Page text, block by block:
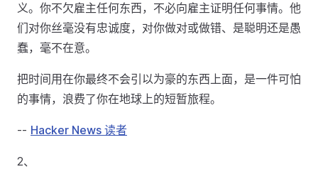
义。你不欠雇主任何东西，不必向雇主证明任何事情。他
们对你丝毫没有忠诚度，对你做对或做错、是聪明还是愚
蠢，毫不在意。
把时间用在你最终不会引以为豪的东西上面，是一件可怕
的事情，浪费了你在地球上的短暂旅程。
-- Hacker News 读者
2、